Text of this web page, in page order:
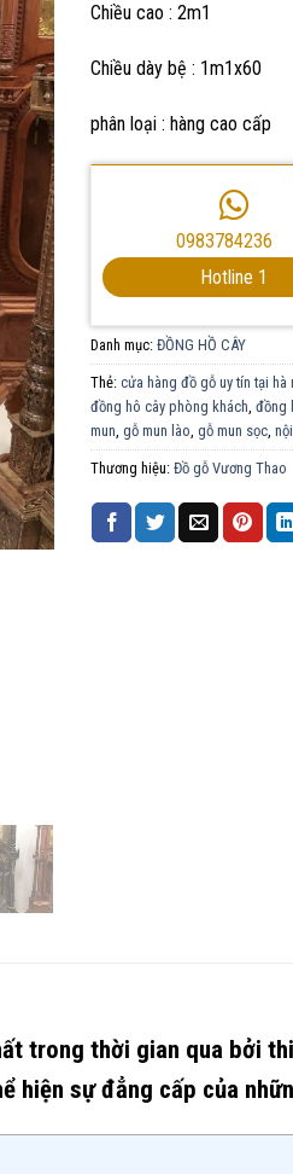
Chiều cao : 2m1
Chiều dày bệ : 1m1x60
phân loại : hàng cao cấp
0983784236
Hotline 1
Danh mục: ĐỒNG HỒ CÂY
Thẻ: cửa hàng đồ gỗ uy tín tại hà
đồng hô cây phòng khách đồng
mun gỗ mun lào gỗ mun sọc,
Thương hiệu: Đồ gỗ Vương Thao
trong thời gian qua bởi
hiện sự đẳng cấp của